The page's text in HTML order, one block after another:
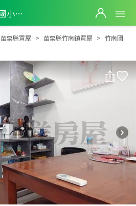
竹南國小旁6年田字美墅(雙車庫)
竹南國小旁6年田字美墅(雙車庫)
苗栗縣買屋 苗栗縣竹南鎮買屋
竹南國